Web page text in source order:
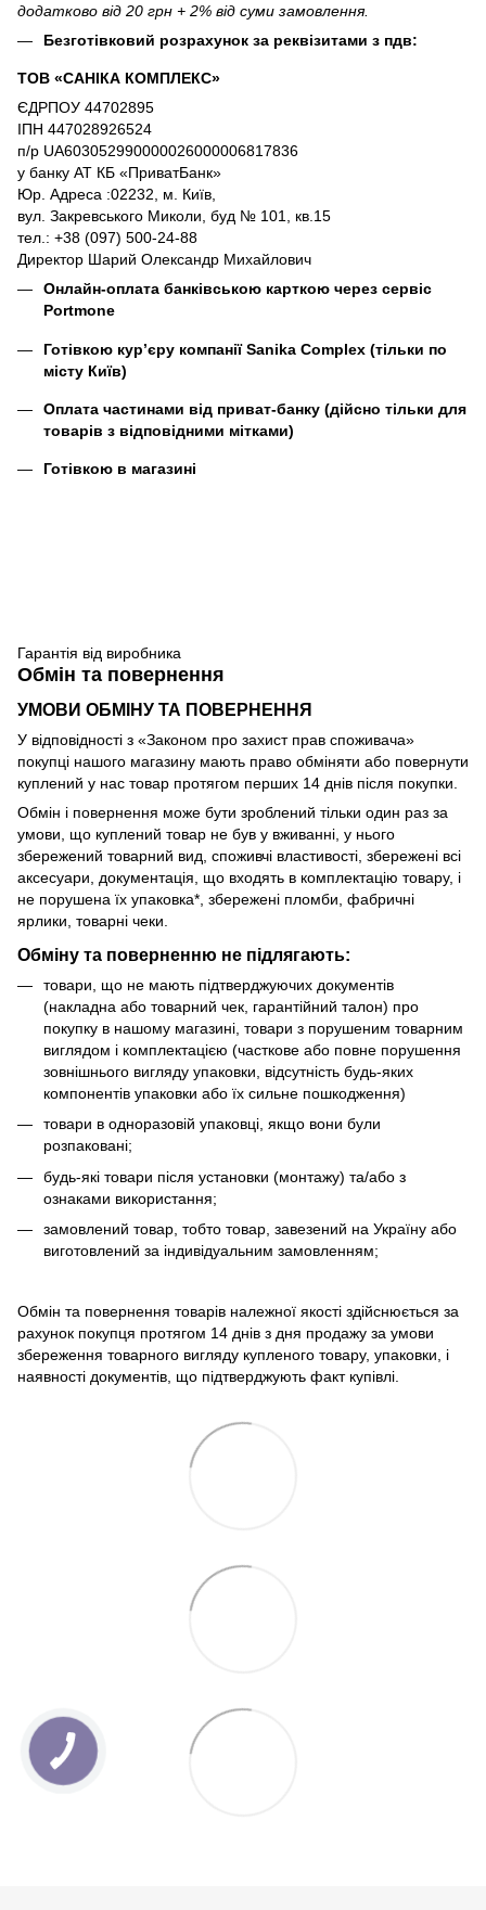
додатково від 20 грн + 2% від суми замовлення.
Безготівковий розрахунок за реквізитами з пдв:
ТОВ «САНІКА КОМПЛЕКС»
ЄДРПОУ 44702895
ІПН 447028926524
п/р UA603052990000026000006817836
у банку АТ КБ «ПриватБанк»
Юр. Адреса :02232, м. Київ,
вул. Закревського Миколи, буд № 101, кв.15
тел.: +38 (097) 500-24-88
Директор Шарий Олександр Михайлович
Онлайн-оплата банківською карткою через сервіс
Portmone
Готівкою кур’єру компаніїSanika Complex (тільки по
місту Київ)
Оплата частинами від приват-банку (дійсно тільки для
товарів з відповідними мітками)
Готівкою в магазині
Гарантія від виробника
Обмін та повернення
УМОВИ ОБМІНУ ТА ПОВЕРНЕННЯ
У відповідності з «Законом про захист прав споживача»
покупці нашого магазину мають право обміняти або повернути
куплений у нас товар протягом перших 14 днів після покупки.
Обмін і повернення може бути зроблений тільки один раз за
умови, що куплений товар не був у вживанні, у нього
збережений товарний вид, споживчі властивості, збережені всі
аксесуари, документація, що входять в комплектацію товару, і
не порушена їх упаковка*, збережені пломби, фабричні
ярлики, товарні чеки.
Обміну та поверненню не підлягають:
товари, що не мають підтверджуючих документів
(накладна або товарний чек, гарантійний талон) про
покупку в нашому магазині, товари з порушеним товарним
виглядом і комплектацією (часткове або повне порушення
зовнішнього вигляду упаковки, відсутність будь-яких
компонентів упаковки або їх сильне пошкодження)
товари в одноразовій упаковці, якщо вони були
розпаковані;
будь-які товари після установки (монтажу) та/або з
ознаками використання;
замовлений товар, тобто товар, завезений на Україну або
виготовлений за індивідуальним замовленням;
Обмін та повернення товарів належної якості здійснюється за
рахунок покупця протягом 14 днів з дня продажу за умови
збереження товарного вигляду купленого товару, упаковки, і
наявності документів, що підтверджують факт купівлі.